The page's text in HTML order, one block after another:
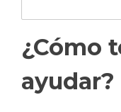
¿Cómo
ayudar?